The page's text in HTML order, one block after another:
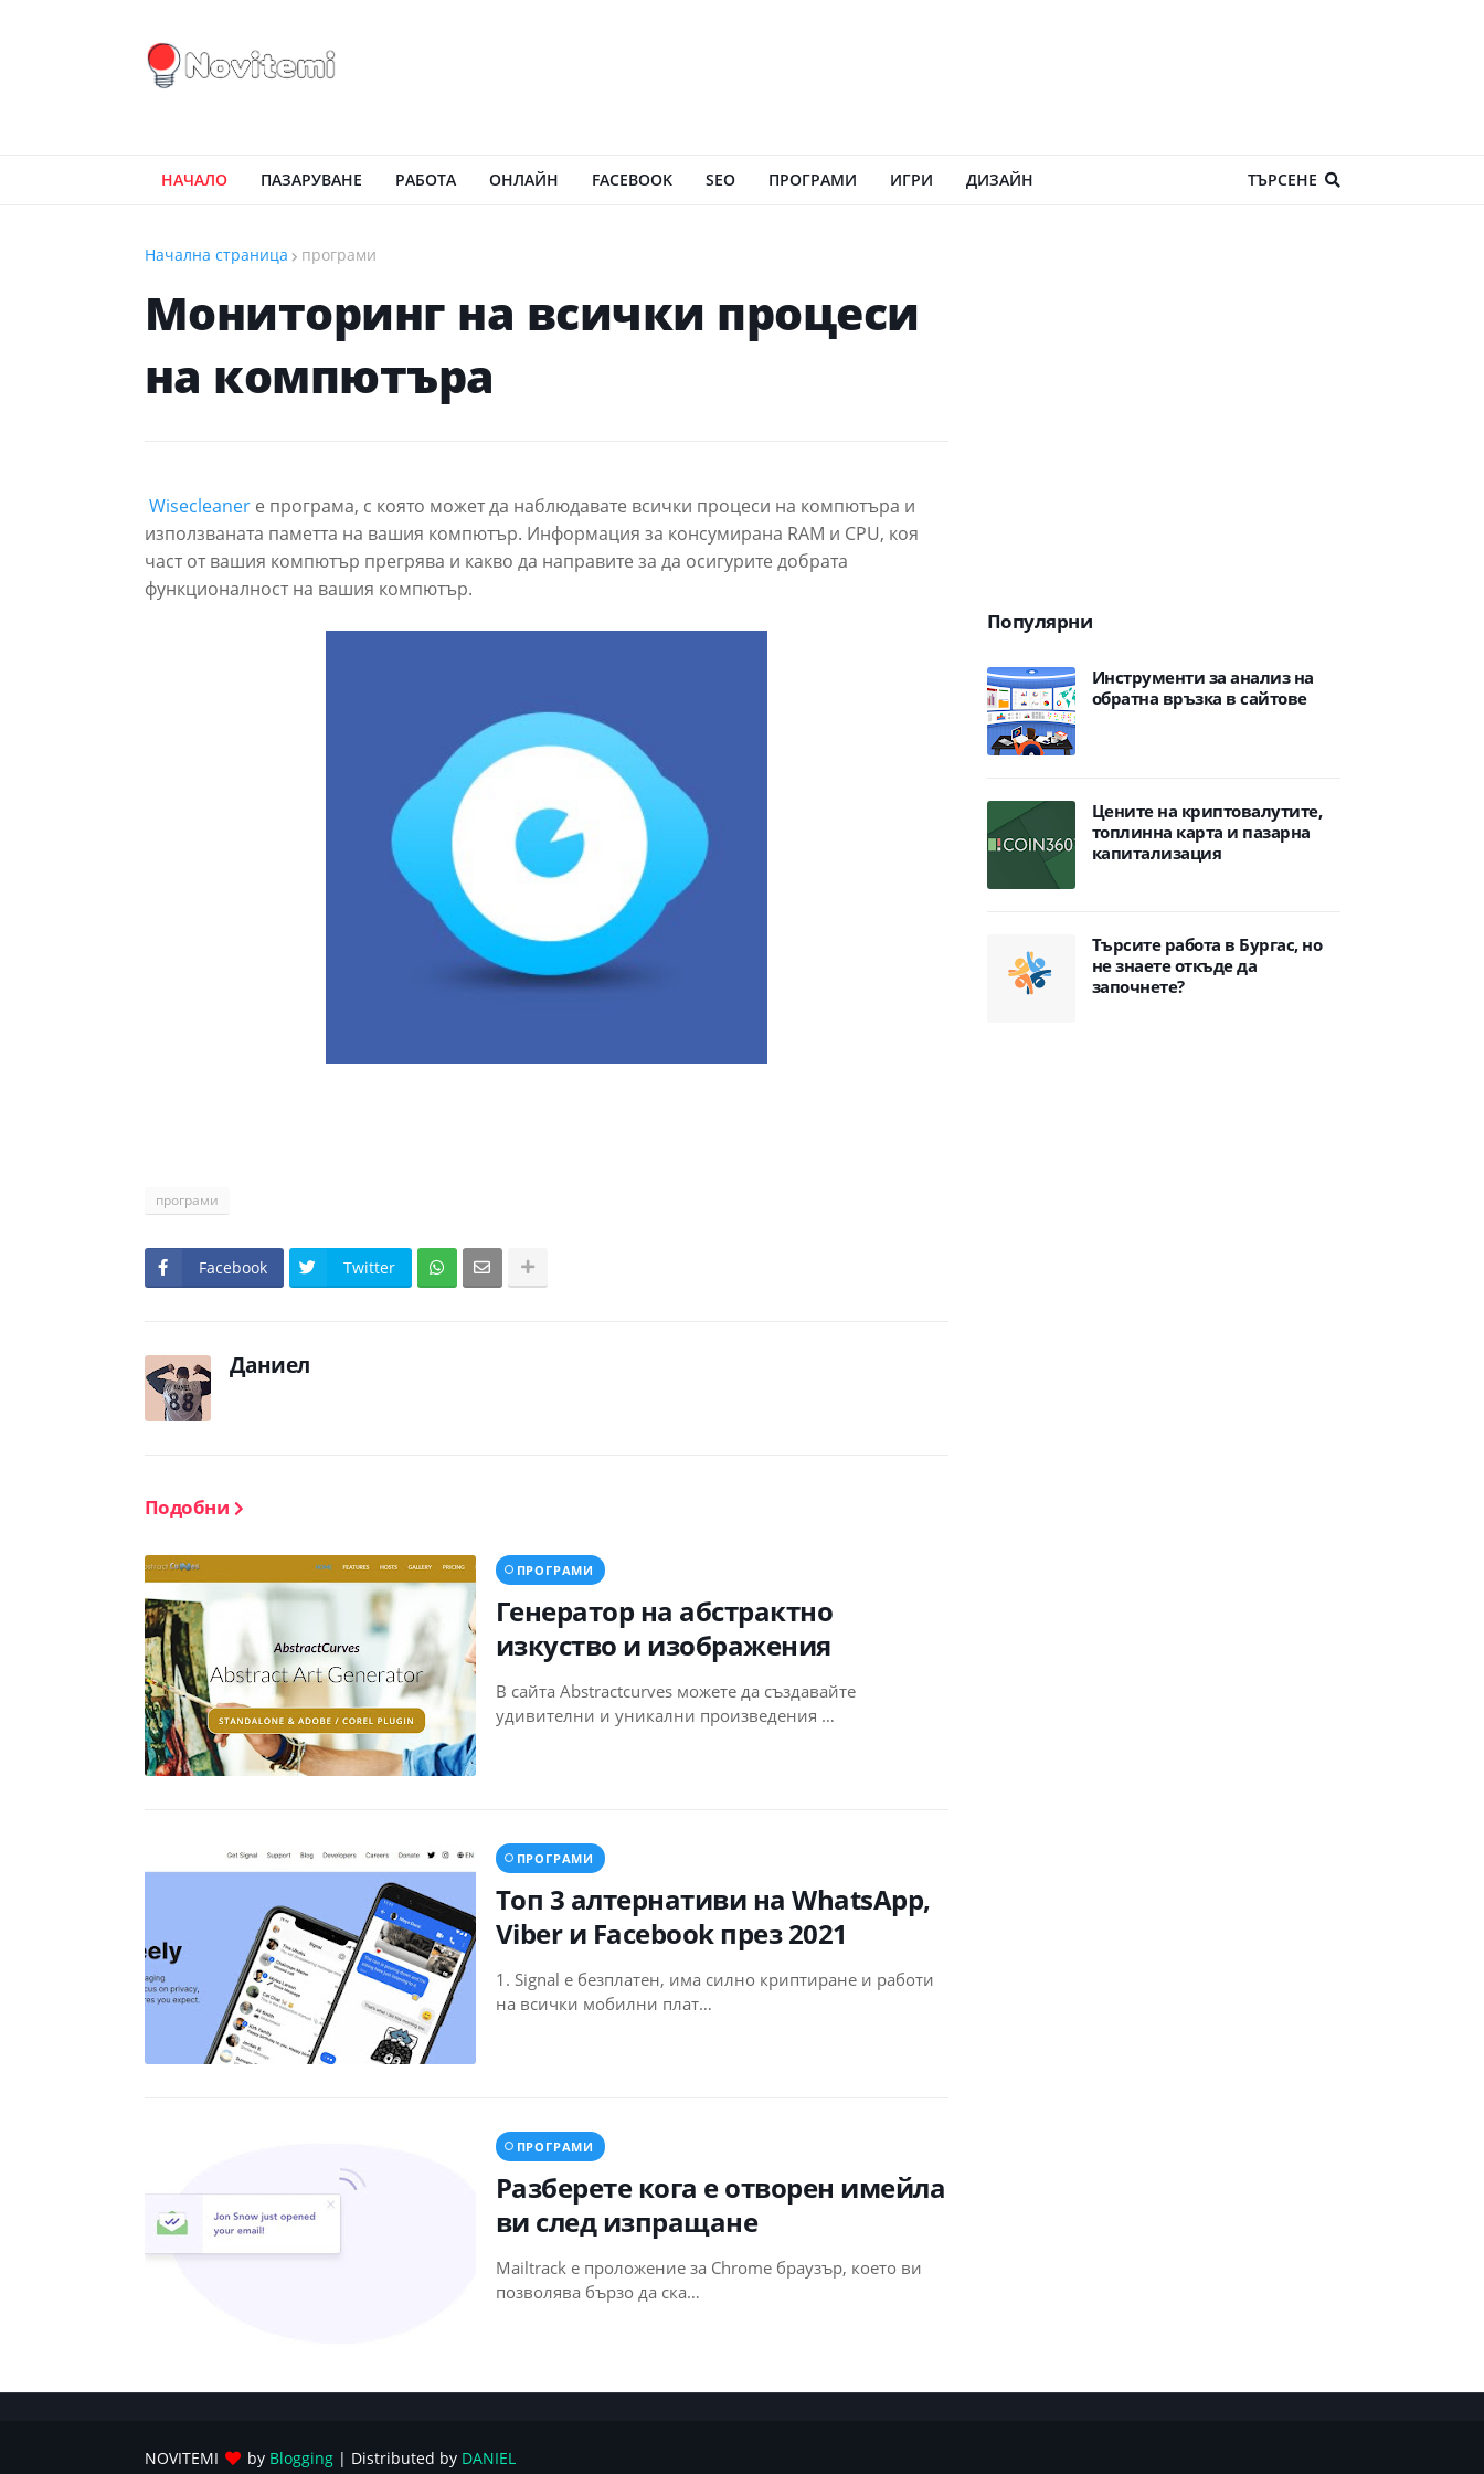
НАЧАЛО ПАЗАРУВАНЕ РАБОТА ОНЛАЙН FACEBOOK SEO ПРОГРАМИ ИГРИ ДИЗАЙН ТЪРСЕНЕ
Начална страница програми
Мониторинг на всички процеси
на компютъра
Wisecleaner е програма, с която может да наблюдавате всички процеси на компютъра и
използваната паметта на вашия компютър. Информация за консумирана RAM и CPU, коя
част от вашия компютър прегрява и какво да направите за да осигурите добрата
функционалност на вашия компютър.
програми
Facebook Twitter
Даниел
Подобни
ПРОГРАМИ
Генератор на абстрактно
изкуство и изображения
В сайта Abstractcurves можете да създавайте
удивителни и уникални произведения …
ПРОГРАМИ
Топ 3 алтернативи на WhatsApp,
Viber и Facebook през 2021
1. Signal е безплатен, има силно криптиране и работи
на всички мобилни плат…
ПРОГРАМИ
Разберете кога е отворен имейла
ви след изпращане
Mailtrack е проложение за Chrome браузър, което ви
позволява бързо да ска…
Популярни
Инструменти за анализ на
обратна връзка в сайтове
Цените на криптовалутите,
топлинна карта и пазарна
капитализация
Търсите работа в Бургас, но
не знаете откъде да
започнете?
NOVITEMI by Blogging| Distributed by DANIEL